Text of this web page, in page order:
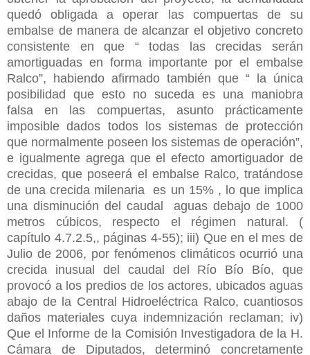
quedó obligada a operar las compuertas de su
embalse de manera de alcanzar el objetivo concreto
consistente en que “ todas las crecidas serán
amortiguadas en forma importante por el embalse
Ralco”, habiendo afirmado también que “ la única
posibilidad que esto no suceda es una maniobra
falsa en las compuertas, asunto prácticamente
imposible dados todos los sistemas de protección
que normalmente poseen los sistemas de operación”,
e igualmente agrega que el efecto amortiguador de
crecidas, que poseerá el embalse Ralco, tratándose
de una crecida milenaria es un 15% , lo que implica
una disminución del caudal aguas debajo de 1000
metros cúbicos, respecto el régimen natural. (
capítulo 4.7.2.5,, páginas 4-55); iii) Que en el mes de
Julio de 2006, por fenómenos climáticos ocurrió una
crecida inusual del caudal del Río Bío Bío, que
provocó a los predios de los actores, ubicados aguas
abajo de la Central Hidroeléctrica Ralco, cuantiosos
daños materiales cuya indemnización reclaman; iv)
Que el Informe de la Comisión Investigadora de la H.
Cámara de Diputados, determinó concretamente